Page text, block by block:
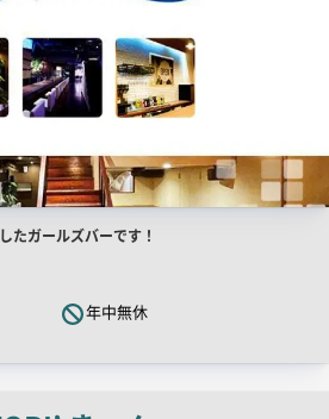
たガールズバーです！
年中無休